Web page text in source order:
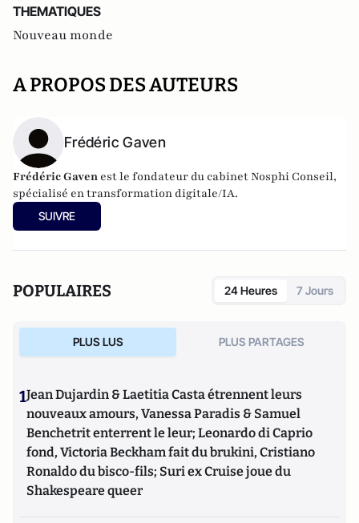
THEMATIQUES
Nouveau monde
A PROPOS DES AUTEURS
Frédéric Gaven
Frédéric Gaven est le fondateur du cabinet Nosphi Conseil,
spécialisé en transformation digitale/IA.
SUIVRE
POPULAIRES 24 Heures 7 Jours
PLUS LUS PLUS PARTAGES
1Jean Dujardin & Laetitia Casta étrennent leurs
nouveaux amours, Vanessa Paradis & Samuel
Benchetrit enterrent le leur; Leonardo di Caprio
fond, Victoria Beckham fait du brukini, Cristiano
Ronaldo du bisco-fils; Suri ex Cruise joue du
Shakespeare queer